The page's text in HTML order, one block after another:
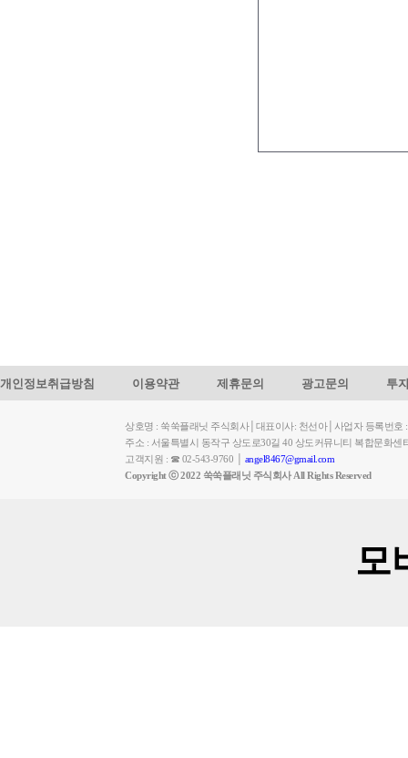
개인정보취급방침 이용약관 제휴문의 광고문의 투
상호명 : 쑥쑥플래닛 주식회사│대표이사: 천선아│사업자 등록번호
주소 : 서울특별시 동작구 상도로30길 40 상도커뮤니티 복합문화
고객지원 : ☎ 02-543-9760 │ angel8467@gmail.com
Copyright ⓒ 2022 쑥쑥플래닛 주식회사 All Rights Reserved
모